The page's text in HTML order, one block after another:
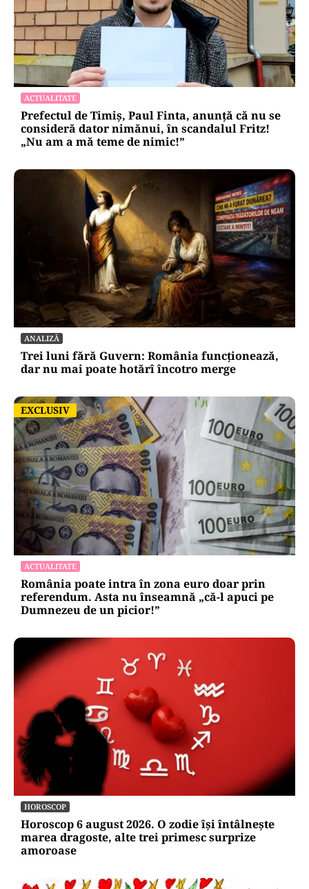
ACTUALITATE
Prefectul de Timiș, Paul Finta, anunță că nu se
consideră dator nimănui, în scandalul Fritz!
„Nu am a mă teme de nimic!”
ANALIZĂ
Trei luni fără Guvern: România funcționează,
dar nu mai poate hotărî încotro merge
EXCLUSIV
EXCLUSIV
ACTUALITATE
România poate intra în zona euro doar prin
referendum. Asta nu înseamnă „că-l apuci pe
Dumnezeu de un picior!”
HOROSCOP
Horoscop 6 august 2026. O zodie își întâlnește
marea dragoste, alte trei primesc surprize
amoroase